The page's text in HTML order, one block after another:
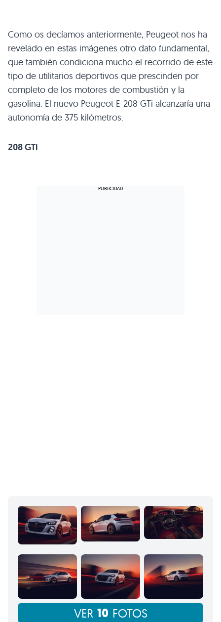
Como os decíamos anteriormente, Peugeot nos ha
revelado en estas imágenes otro dato fundamental,
que también condiciona mucho el recorrido de este
tipo de utilitarios deportivos que prescinden por
completo de los motores de combustión y la
gasolina. El nuevo Peugeot E-208 GTi alcanzaría una
autonomía de 375 kilómetros.
208 GTi
VER 10 FOTOS